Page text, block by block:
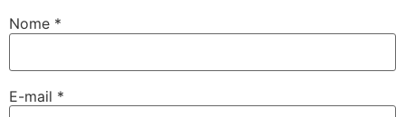
Nome *
E-mail *